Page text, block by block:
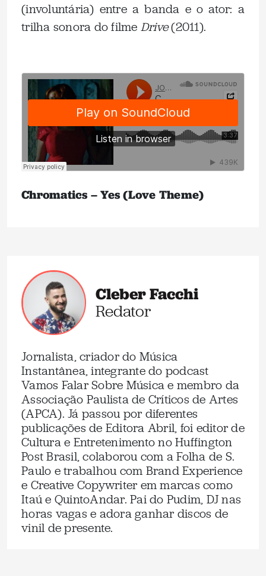
(involuntária) entre a banda e o ator: a
trilha sonora do filme Drive(2011).
Chromatics – Yes (Love Theme)
Cleber Facchi
Redator
Jornalista, criador do Música
Instantânea, integrante do podcast
Vamos Falar Sobre Música e membro da
Associação Paulista de Críticos de Artes
(APCA). Já passou por diferentes
publicações de Editora Abril, foi editor de
Cultura e Entretenimento no Huffington
Post Brasil, colaborou com a Folha de S.
Paulo e trabalhou com Brand Experience
e Creative Copywriter em marcas como
Itaú e QuintoAndar. Pai do Pudim, DJ nas
horas vagas e adora ganhar discos de
vinil de presente.